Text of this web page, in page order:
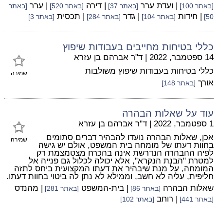
[באתר 100] | ועדת ערר [באתר 37] | דירה [באתר 520] | ערר [באתר
50]
| חידות [באתר 104] | גדר [באתר 284] | תכסית [באתר 3]
כללי בטיחות מחייבים בעבודות שיפוץ
שמירה
14 ספטמבר, 2022 | ד"ר אברהם בן עזרא
כללי בטיחות בעבודות שיפוץ משולבות
אורך [באתר 148]
עוד על שאלות הבהרה
שמירה
1 ספטמבר, 2022 | ד"ר אברהם בן עזרא
אכן, שאלות הבהרה נועדו להבהיר דברים סתומים
בחוות דעתו של מומחה בית המשפט, אולם יש גישה
לפיה ההבהרה הנדרשת אינה בהכרח מצטמצמת רק
למטרת "הבנת הנקרא", אלא יכולה לכלול גם פנייה אל
המומחה, על מנת שיבהיר את דעתו המקצועית ביחס לתזה
חליפית, עליה לא חשב, וממילא לא נתן לה ביטוי בחוות דעתו.
שאלות הבהרה [באתר 86] | בית-המשפט [באתר 281] | מהנדס
[באתר 441] | רוחב [באתר 102]